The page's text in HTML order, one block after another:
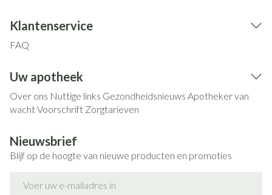
Klantenservice
FAQ
Uw apotheek
Over ons Nuttige links Gezondheidsnieuws Apotheker van
wachtVoorschrift Zorgtarieven
Nieuwsbrief
Blijf op de hoogte van nieuwe producten en promoties